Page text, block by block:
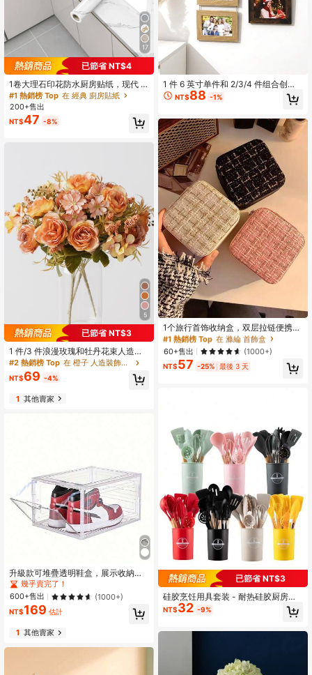
17
已節省 NT$4
1卷大理石印花防水厨房贴纸，现代 P
VC 墙面翻新厨房贴纸，贴纸，墙贴
花，家居装饰乙烯基贴花，春季装饰
品，让您的家焕然一新，节日装饰贴
纸礼物生日毕业房间装饰墙面装饰浴
#1 熱銷榜 Top 在 經典 廚房貼紙
200+售出
NT$47 -8%
5
已節省 NT$3
1 件/3 件浪漫玫瑰和牡丹花束人造花
手持插花适用于婚礼/家居/卧室/客厅/
餐桌装饰/新娘花束、情人节、礼物
#2 熱銷榜 Top 在 橙子 人造裝飾&人造裝飾
NT$69 -4%
1其他賣家
升級款可堆疊透明鞋盒，展示收納
盒，塑膠透明抽屜式鞋盒，鞋櫃，可
放置，適合辦公室與居家展示收納，
透明黑色
幾乎賣完了！
600+售出
(1000+)
NT$169 估計
1其他賣家
1 件 6 英寸单件和 2/3/4 件组合创意
照片墙相框装饰，水平和垂直，适用
于卧室、客厅、办公室、节日
NT$88 -1%
1个旅行首饰收纳盒，双层拉链便携式
多功能首饰整理盒，梳妆首饰盒，多
隔层首饰展示盒，返校季必备
#1 熱銷榜 Top 在 滌綸 首飾盒
回購率高的顧客
#1 熱銷榜 Top 在 滌綸 首飾盒
回購率高的顧客
#1 熱銷榜 Top 在 滌綸 首飾盒
回購率高的顧客
#1 熱銷榜 Top 在 滌綸 首飾盒
回購率高的顧客
60+售出 (1000+)
NT$57 -25% 最後 3 天
已節省 NT$3
硅胶烹饪用具套装 - 耐热硅胶厨房烹
饪用具，厨房用具铲刀套装木制手柄
和支架
NT$32 -9%